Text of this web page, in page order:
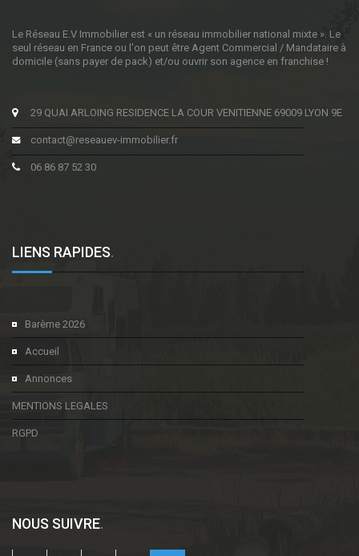
Le Réseau E.V Immobilier est « un réseau immobilier national mixte ». Le
seul réseau en France ou l'on peut être Agent Commercial / Mandataire à
domicile (sans payer de pack) et/ou ouvrir son agence en franchise !
29 QUAI ARLOING RESIDENCE LA COUR VENITIENNE 69009 LYON 9E
contact@reseauev-immobilier.fr
06 86 87 52 30
LIENS RAPIDES.
Barème 2026
Accueil
Annonces
MENTIONS LEGALES
RGPD
NOUS SUIVRE.